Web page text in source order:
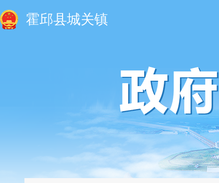
霍邱县城关镇